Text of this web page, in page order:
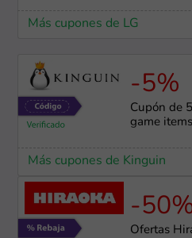
Más cupones de LG
-5%
Cupón de
game items
Más cupones de Kinguin
-
Ofertas